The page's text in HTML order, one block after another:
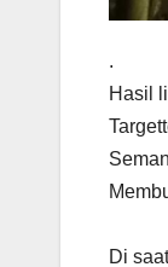
.
Hasil
Di